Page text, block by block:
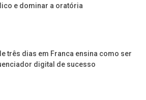
e dominar a oratória
três dias em Franca ensina como ser
digital de sucesso